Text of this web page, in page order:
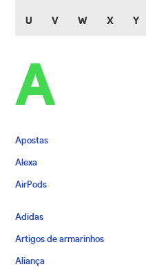
U V W X Y
A
Apostas
Alexa
AirPods
Adidas
Artigos de armarinhos
Aliança